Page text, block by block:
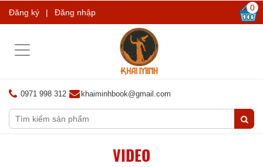
Đăng ký | Đăng nhập 0
Toggle
0971 998 312 khaiminhbook@gmail.com
VIDEO